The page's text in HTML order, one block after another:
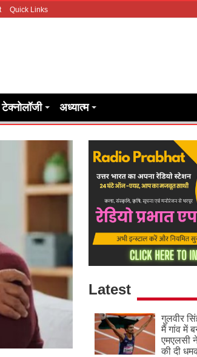
Quick Links
टेक्नोलॉजी अध्यात्म
Latest
गुलवीर
मैं गांव में
एमएलसी
की दी